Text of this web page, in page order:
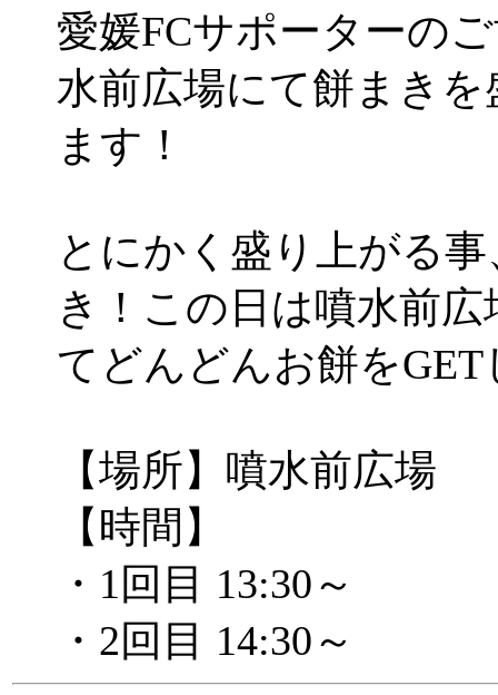
愛媛FCサポーターの
水前広場にて餅まき
ます！
とにかく盛り上がる
き！この日は噴水前
てどんどんお餅を
【場所】噴水前広場
【時間】
・1回目 13:30～
・2回目 14:30～